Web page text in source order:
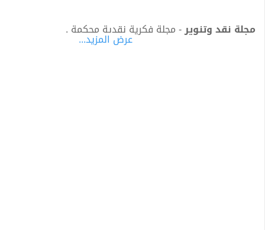
مجلة نقد وتنوير-مجلة فكرية نقدية محكمة .
عرض المزيد...